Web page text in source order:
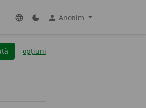
language dark_mode person Anonim
opțiuni